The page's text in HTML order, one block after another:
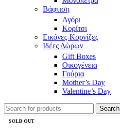
Βάφτιση
Αγόρι
Κορίτσι
Εικόνες-Κορνίζες
Ιδέες Δώρων
Gift Boxes
Οικογένεια
Γούρια
Mother’s Day
Valentine’s Day
Search
SOLD OUT